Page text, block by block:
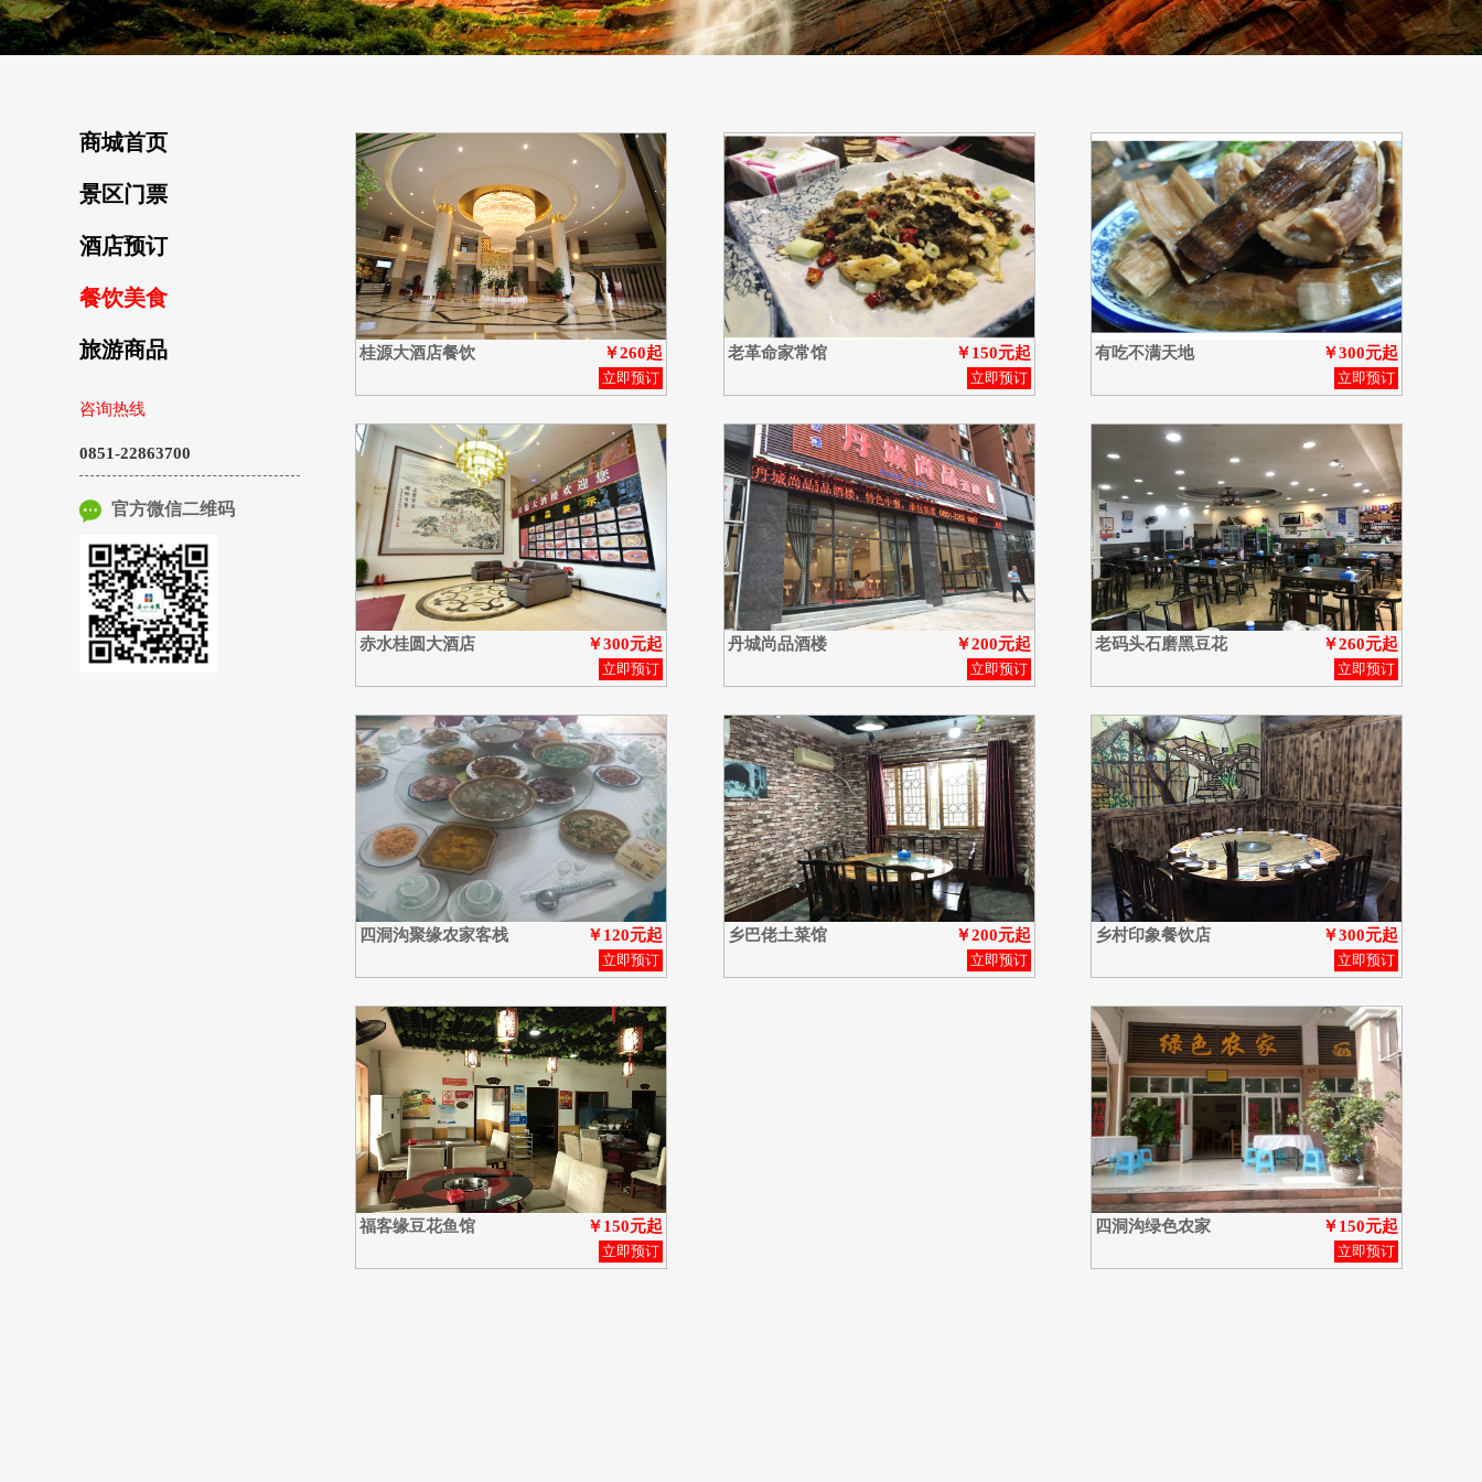
商城首页
景区门票
酒店预订
餐饮美食
旅游商品
咨询热线
0851-22863700
 官方微信二维码
桂源大酒店餐饮 ￥260起
立即预订
老革命家常馆 ￥150元起
立即预订
有吃不满天地 ￥300元起
立即预订
赤水桂圆大酒店 ￥300元起
立即预订
丹城尚品酒楼 ￥200元起
立即预订
老码头石磨黑豆花 ￥260元起
立即预订
四洞沟聚缘农家客栈 ￥120元起
立即预订
乡巴佬土菜馆 ￥200元起
立即预订
乡村印象餐饮店 ￥300元起
立即预订
福客缘豆花鱼馆 ￥150元起
立即预订
四洞沟绿色农家 ￥150元起
立即预订